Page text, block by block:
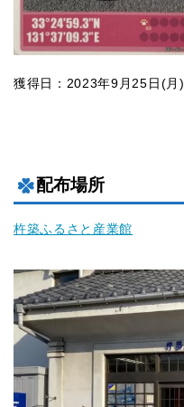
獲得日：2023年9月25日(月)
配布場所
杵築ふるさと産業館